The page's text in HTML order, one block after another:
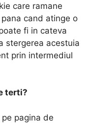
care ramane
cand atinge o
fi in cateva
stergerea acestuia
prin intermediul
terti?
pagina de